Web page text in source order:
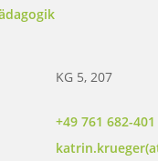
KG 5, 207
+49 761 682-401